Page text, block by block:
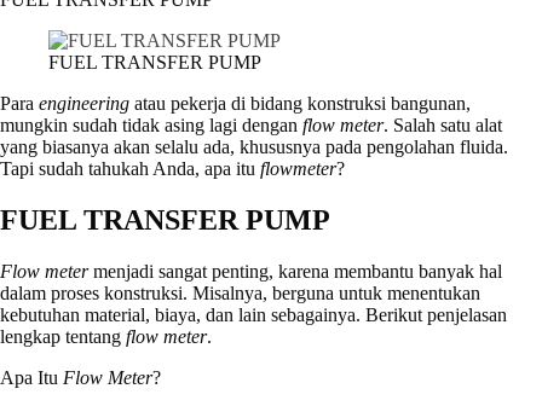
FUEL TRANSFER PUMP
Para engineering atau pekerja di bidang konstruksi bangunan,
mungkin sudah tidak asing lagi dengan flow meter. Salah satu alat
yang biasanya akan selalu ada, khususnya pada pengolahan fluida.
Tapi sudah tahukah Anda, apa itu flowmeter?
FUEL TRANSFER PUMP
Flow metermenjadi sangat penting, karena membantu banyak hal
dalam proses konstruksi. Misalnya, berguna untuk menentukan
kebutuhan material, biaya, dan lain sebagainya. Berikut penjelasan
lengkap tentang flow meter.
Apa Itu Flow Meter?